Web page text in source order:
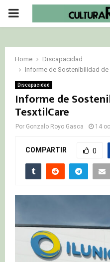
PRIMARY
Home
Discapacidad
Informe de Sostenibilidad de
Discapacidad
Informe de
TesxtilCare
Por Gonzalo Royo Gasca 14
COMPARTIR 0